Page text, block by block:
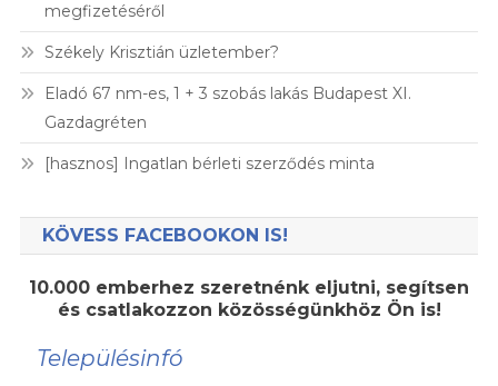
megfizetéséről
Székely Krisztián üzletember?
Eladó 67 nm-es, 1 + 3 szobás lakás Budapest XI.
Gazdagréten
[hasznos] Ingatlan bérleti szerződés minta
KÖVESS FACEBOOKON IS!
10.000 emberhez szeretnénk eljutni, segítsen
és csatlakozzon közösségünkhöz Ön is!
Településinfó